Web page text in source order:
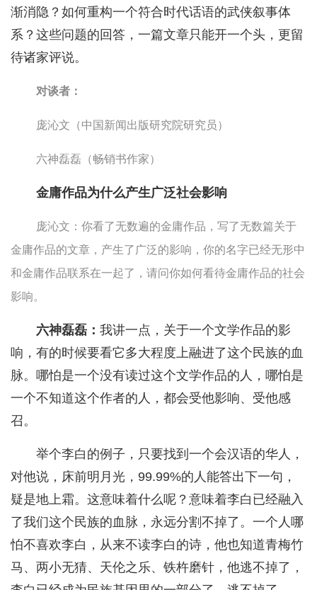
渐消隐？如何重构一个符合时代话语的武侠叙事体
系？这些问题的回答，一篇文章只能开一个头，更留
待诸家评说。
对谈者：
庞沁文（中国新闻出版研究院研究员）
六神磊磊（畅销书作家）
金庸作品为什么产生广泛社会影响
庞沁文：你看了无数遍的金庸作品，写了无数篇关于
金庸作品的文章，产生了广泛的影响，你的名字已经无形中
和金庸作品联系在一起了，请问你如何看待金庸作品的社会
影响。
六神磊磊： 我讲一点，关于一个文学作品的影
响，有的时候要看它多大程度上融进了这个民族的血
脉。哪怕是一个没有读过这个文学作品的人，哪怕是
一个不知道这个作者的人，都会受他影响、受他感
召。
举个李白的例子，只要找到一个会汉语的华人，
对他说，床前明月光，99.99%的人能答出下一句，
疑是地上霜。这意味着什么呢？意味着李白已经融入
了我们这个民族的血脉，永远分割不掉了。一个人哪
怕不喜欢李白，从来不读李白的诗，他也知道青梅竹
马、两小无猜、天伦之乐、铁杵磨针，他逃不掉了，